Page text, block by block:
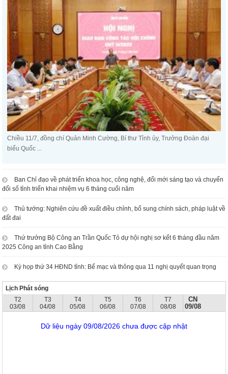
Chiều 11/7, đồng chí Quản Minh Cường, Bí thư Tỉnh ủy, Trưởng Đoàn đại
biểu Quốc ...
Ban Chỉ đạo về phát triển khoa học, công nghệ, đổi mới sáng tạo và chuyển
đổi số tỉnh triển khai nhiệm vụ 6 tháng cuối năm
Thủ tướng: Nghiên cứu đề xuất điều chỉnh, bổ sung chính sách, pháp luật về
đất đai
Thứ trưởng Bộ Công an Trần Quốc Tỏ dự hội nghị sơ kết 6 tháng đầu năm
2025 Công an tỉnh Cao Bằng
Kỳ họp thứ 34 HĐND tỉnh: Bế mạc và thông qua 11 nghị quyết quan trọng
Lịch Phát sóng
T2
03/08
T3
04/08
T4
05/08
T5
06/08
T6
07/08
T7
08/08
CN
09/08
Dữ liệu ngày 09/08/2026 chưa được cập nhật